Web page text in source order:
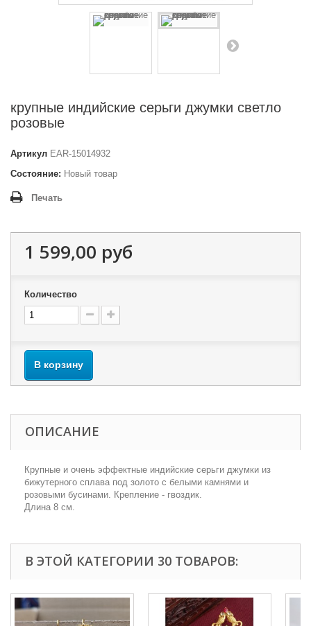
крупные индийские серьги джумки светло
розовые
Артикул EAR-15014932
Состояние: Новый товар
Печать
1 599,00 руб
Количество
В корзину
ОПИСАНИЕ
Крупные и очень эффектные индийские серьги джумки из
бижутерного сплава под золото с белыми камнями и
розовыми бусинами. Крепление - гвоздик.
Длина 8 см.
В ЭТОЙ КАТЕГОРИИ 30 ТОВАРОВ: